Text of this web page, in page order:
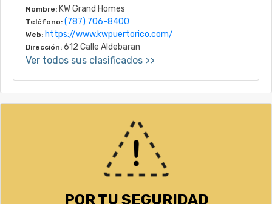
Nombre: KW Grand Homes
Teléfono: (787) 706-8400
Web: https://www.kwpuertorico.com/
Dirección: 612 Calle Aldebaran
Ver todos sus clasificados >>
POR TU SEGURIDAD